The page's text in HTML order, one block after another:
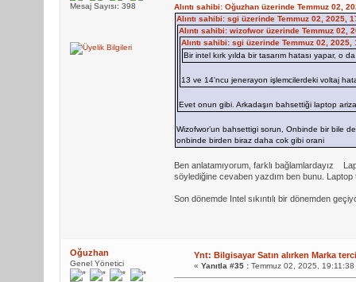
Mesaj Sayısı: 398
Alıntı sahibi: Oğuzhan üzerinde Temmuz 02,
Alıntı sahibi: sgi üzerinde Temmuz 02, 2025,
Alıntı sahibi: wizofwor üzerinde Temmuz 02,
Alıntı sahibi: sgi üzerinde Temmuz 02, 2025,
Bir intel kırk yılda bir tasarım hatası yapar, o
13 ve 14'ncu jenerayon işlemcilerdeki voltaj
Evet onun gibi. Arkadaşın bahsettiği laptop
Wizofwor’un bahsettigi sorun, Onbinde bir bile
onbinde birden biraz daha cok gibi orani
Ben anlatamıyorum, farklı bağlamlardayız
söylediğine cevaben yazdım ben bunu.
Son dönemde Intel sıkıntılı bir dönemden
Oğuzhan
Genel Yönetici
Ynt: Bilgisayar Satın alırken Marka
« Yanıtla #35 :Temmuz 02, 2025, 19:11:38